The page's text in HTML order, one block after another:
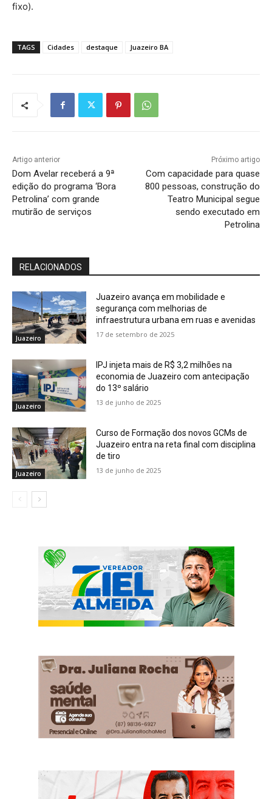
fixo).
TAGS Cidades destaque Juazeiro BA
Artigo anterior
Dom Avelar receberá a 9ª
edição do programa ‘Bora
Petrolina’ com grande
mutirão de serviços
Próximo artigo
Com capacidade para quase
800 pessoas, construção do
Teatro Municipal segue
sendo executado em
Petrolina
RELACIONADOS
Juazeiro
Juazeiro avança em mobilidade e
segurança com melhorias de
infraestrutura urbana em ruas e avenidas
17 de setembro de 2025
Juazeiro
IPJ injeta mais de R$ 3,2 milhões na
economia de Juazeiro com antecipação
do 13º salário
13 de junho de 2025
Juazeiro
Curso de Formação dos novos GCMs de
Juazeiro entra na reta final com disciplina
de tiro
13 de junho de 2025